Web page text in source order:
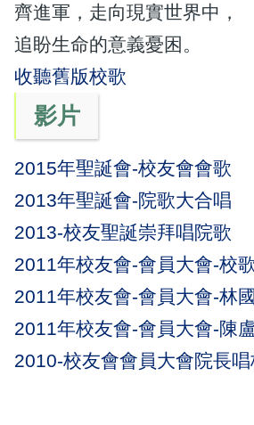
齊進軍，走向現實世界中，
追盼生命的意義憂困。
收聽舊版校歌
影片
2015年聖誕會-校友會會歌
2013年聖誕會-院歌大合唱
2013-校友聖誕崇拜唱院歌
2011年校友會-會員大會-校
2011年校友會-會員大會-林
2011年校友會-會員大會-陳
2010-校友會會員大會院長唱